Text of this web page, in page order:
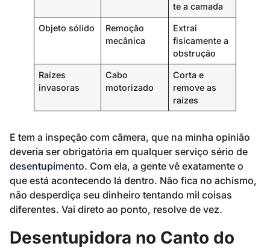
te a camada
Objeto sólido
Remoção
mecânica
Extrai
fisicamente a
obstrução
Raízes
invasoras
Cabo
motorizado
Corta e
remove as
raízes
E tem a inspeção com câmera, que na minha opinião
deveria ser obrigatória em qualquer serviço sério de
desentupimento. Com ela, a gente vê exatamente o
que está acontecendo lá dentro. Não fica no achismo,
não desperdiça seu dinheiro tentando mil coisas
diferentes. Vai direto ao ponto, resolve de vez.
Desentupidora no Canto do